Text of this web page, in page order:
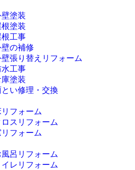
塗装
根塗装
根工事
壁の補修
壁張り替えリフォーム
水工事
塗装
とい修理・交換
リフォーム
ロスリフォーム
リフォーム
風呂リフォーム
イレリフォーム